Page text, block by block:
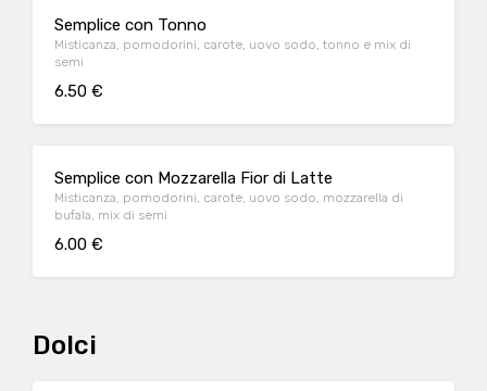
Semplice con Tonno
Misticanza, pomodorini, carote, uovo sodo, tonno e mix di
semi
6.50 €
Semplice con Mozzarella Fior di Latte
Misticanza, pomodorini, carote, uovo sodo, mozzarella di
bufala, mix di semi
6.00 €
Dolci